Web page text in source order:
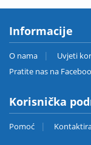
Informacije
O nama Uvjeti
Pratite nas na
Korisnička
Pomoć